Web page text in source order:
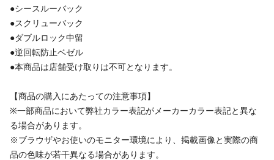
●シースルーバック
●スクリューバック
●ダブルロック中留
●逆回転防止ベゼル
●本商品は店舗受け取りは不可となります。
【商品の購入にあたっての注意事項】
※一部商品において弊社カラー表記がメーカーカラー表記と異な
る場合があります。
※ブラウザやお使いのモニター環境により、掲載画像と実際の商
品の色味が若干異なる場合があります。